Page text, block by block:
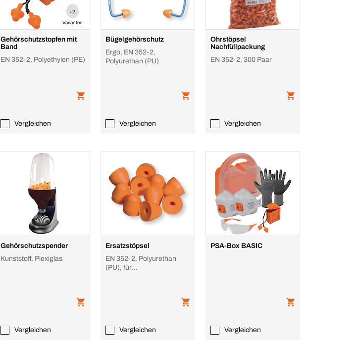
+2
Varianten
Gehörschutzstopfen mit
Band
EN 352-2, Polyethylen (PE)
Vergleichen
Bügelgehörschutz
Ergo, EN 352-2,
Polyurethan (PU)
Vergleichen
Ohrstöpsel
Nachfüllpackung
EN 352-2, 300 Paar
Vergleichen
Gehörschutzspender
Kunststoff, Plexiglas
Vergleichen
Ersatzstöpsel
EN 352-2, Polyurethan
(PU), für
Vergleichen
PSA-Box BASIC
Vergleichen